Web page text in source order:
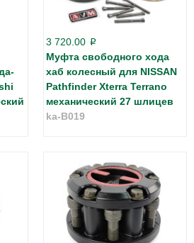
3 720.00 p
Муфта свободного хода
хаб колесный для NISSAN
Pathfinder Xterra Terrano
механический 27 шлицев
ka-B019